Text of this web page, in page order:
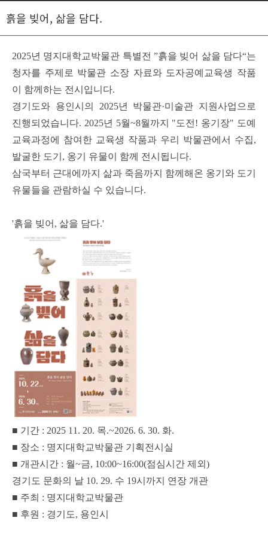
흙을 빚어, 삶을 담다.
2025년 명지대학교박물관 특별전 ”흙을 빚어 삶을 담다“는
청자를 주제로 박물관 소장 자료와 도자공예교육생 작품
이 함께하는 전시입니다.
경기도와 용인시의 2025년 박물관·미술관 지원사업으로
진행되었습니다. 2025년 5월~8월까지 "도전! 옹기장" 도예
교육과정에 참여한 교육생 작품과 우리 박물관에서 수집,
발굴한 도기, 옹기 유물이 함께 전시됩니다.
삼국부터 근대에까지 삶과 죽음까지 함께해온 옹기와 도기
유물들을 관람하실 수 있습니다.
'흙을 빚어, 삶을 담다.'
■ 기간 : 2025 11. 20. 목.~2026. 6. 30. 화.
■ 장소 : 명지대학교박물관 기획전시실
■ 개관시간 : 월~금, 10:00~16:00(점심시간 제외)
경기도 문화의 날 10. 29. 수 19시까지 연장 개관
■ 주최 : 명지대학교박물관
■ 후원 : 경기도, 용인시